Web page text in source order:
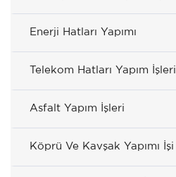
Enerji Hatları Yapımı
Telekom Hatları Yapım İşleri
Asfalt Yapım İşleri
Köprü Ve Kavşak Yapımı İşi